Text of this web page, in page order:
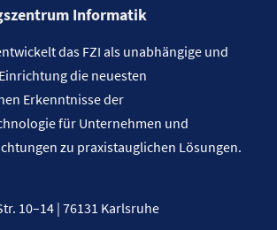
Informatik
das FZI als unabhängige und
die neuesten
Erkenntnisse der
für Unternehmen und
zu praxistauglichen Lösungen.
10–14 | 76131 Karlsruhe